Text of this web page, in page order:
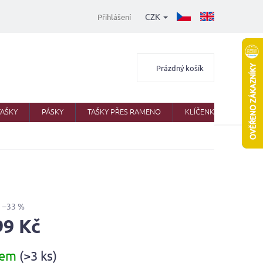
CZK
Přihlášení
Nákupní
Prázdný košík
PÁSKY TAŠKY PŘES RAMENO KLÍČENKY
–33 %
Kč
(>3 ks)